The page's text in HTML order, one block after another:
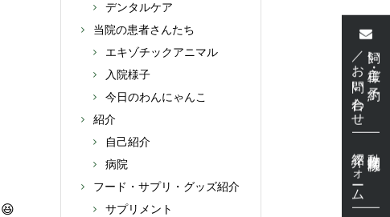
飼い主様・ご予約
／お問い合わせ
紹介フォーム
😆
デンタルケア
当院の患者さんたち
エキゾチックアニマル
入院様子
今日のわんにゃんこ
紹介
自己紹介
病院
フード・サプリ・グッズ紹介
サプリメント